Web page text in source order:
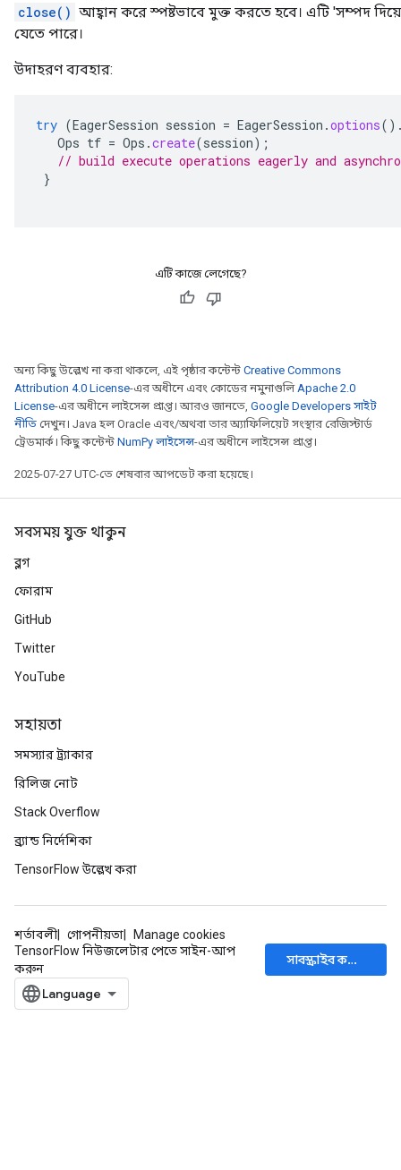
close() আহ্বান করে স্পষ্টভাবে মুক্ত করতে হবে। এটি 'সম্পদ
যেতে পারে।
উদাহরণ ব্যবহার:
try (EagerSession session = EagerSession .options
Ops tf = Ops .create(session);
// build execute operations eagerly and
}
এটি কাজে লেগেছে?
অন্য কিছু উল্লেখ না করা থাকলে, এই পৃষ্ঠার কন্টেন্ট Creative Commons
Attribution 4.0 License-এর অধীনে এবং কোডের নমুনাগুলিApache 2.0
License-এর অধীনে লাইসেন্স প্রাপ্ত। আরও জানতে, Google Developers সাইট
নীতি দেখুন। Java হল Oracle এবং/অথবা তার অ্যাফিলিয়েট সংস্থার রেজিস্টার্ড
ট্রেডমার্ক। কিছু কন্টেন্ট NumPy লাইসেন্স-এর অধীনে লাইসেন্স প্রাপ্ত।
2025-07-27 UTC-তে শেষবার আপডেট করা হয়েছে।
সবসময় যুক্ত থাকুন
ব্লগ
ফোরাম
GitHub
Twitter
YouTube
সহায়তা
সমস্যার ট্র্যাকার
রিলিজ নোট
Stack Overflow
ব্র্যান্ড নির্দেশিকা
TensorFlow উল্লেখ করা
শর্তাবলী গোপনীয়তা
Manage cookies
TensorFlow নিউজলেটার পেতে সাইন-আপ
করুন
সাবস্ক্রাইব করুন